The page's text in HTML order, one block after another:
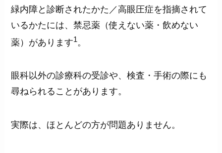
緑内障と診断されたかた／高眼圧症を指摘されて
いるかたには、禁忌薬（使えない薬・飲めない
薬）があります1。
眼科以外の診療科の受診や、検査・手術の際にも
尋ねられることがあります。
実際は、ほとんどの方が問題ありません。